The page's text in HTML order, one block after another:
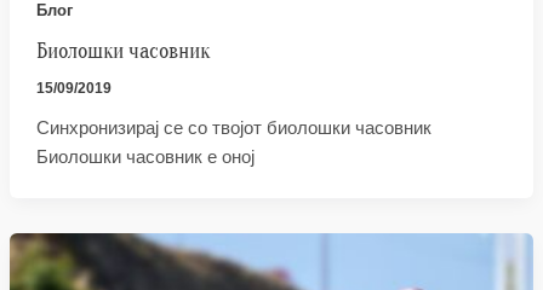
Блог
Биолошки часовник
15/09/2019
Синхронизирај се со твојот биолошки часовник
Биолошки часовник е оној